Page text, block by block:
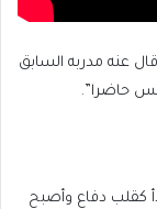
عنه مدربه السابق
حاضرا”.
كقلب دفاع وأصبح